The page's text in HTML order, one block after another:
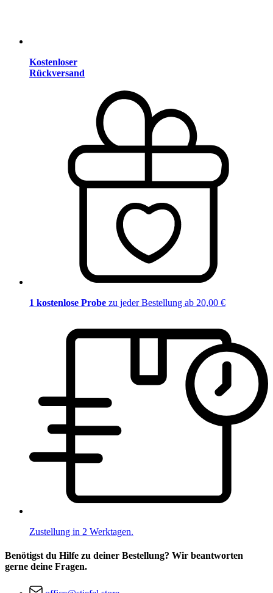
Kostenloser
Rückversand
1 kostenlose Probe zu jeder Bestellung ab 20,00 €
Zustellung in 2 Werktagen.
Benötigst du Hilfe zu deiner Bestellung? Wir beantworten
gerne deine Fragen.